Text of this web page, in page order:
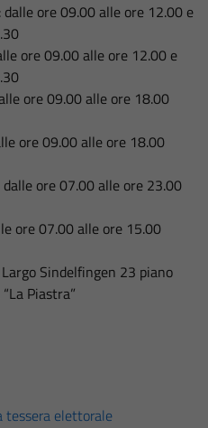
: dalle ore 09.00 alle ore 12.00 e
ore 09.00 alle ore 12.00 e
ore 09.00 alle ore 18.00
ore 09.00 alle ore 18.00
dalle ore 07.00 alle ore 23.00
ore 07.00 alle ore 15.00
Sindelfingen 23 piano
Piastra”
tessera elettorale